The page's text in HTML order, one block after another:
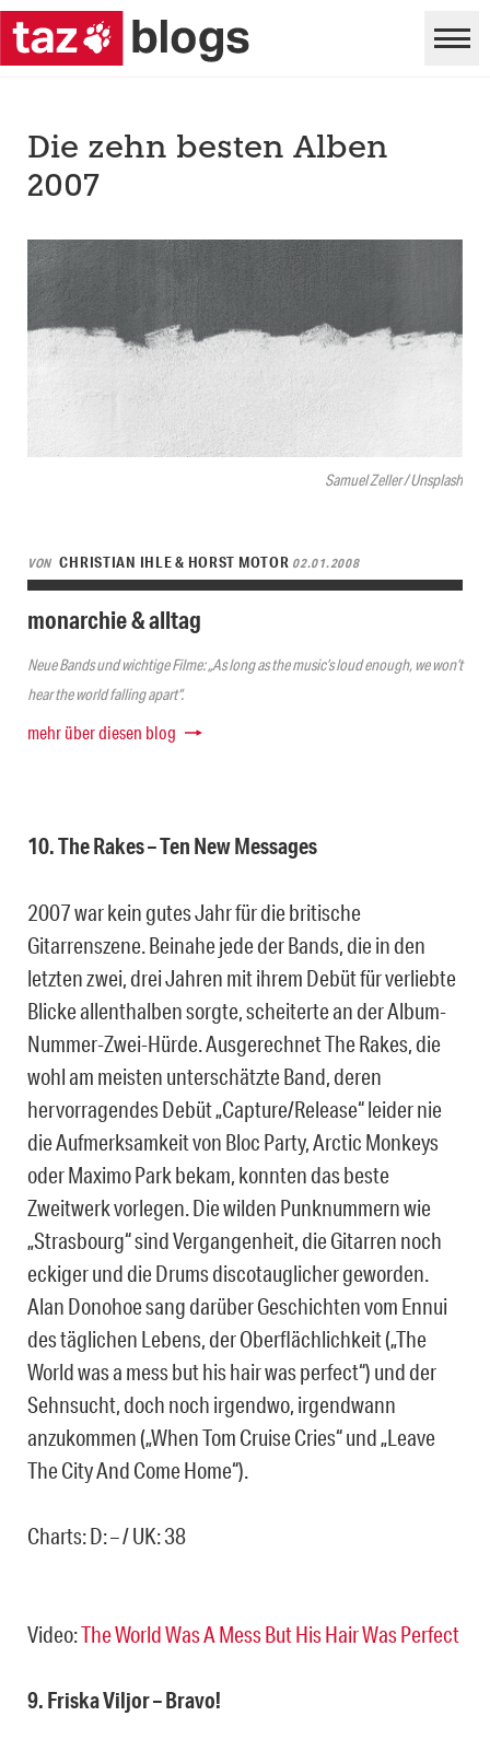
Samuel Zeller / Unsplash
Die zehn besten Alben
2007
VON CHRISTIAN IHLE & HORST MOTOR 02.01.2008
monarchie & alltag
Neue Bands und wichtige Filme: „As long as the music’s loud enough, we won’t
hear the world falling apart“.
mehr über diesen blog
10. The Rakes – Ten New Messages
2007 war kein gutes Jahr für die britische
Gitarrenszene. Beinahe jede der Bands, die in den
letzten zwei, drei Jahren mit ihrem Debüt für verliebte
Blicke allenthalben sorgte, scheiterte an der Album-
Nummer-Zwei-Hürde. Ausgerechnet The Rakes, die
wohl am meisten unterschätzte Band, deren
hervorragendes Debüt „Capture/Release“ leider nie
die Aufmerksamkeit von Bloc Party, Arctic Monkeys
oder Maximo Park bekam, konnten das beste
Zweitwerk vorlegen. Die wilden Punknummern wie
„Strasbourg“ sind Vergangenheit, die Gitarren noch
eckiger und die Drums discotauglicher geworden.
Alan Donohoe sang darüber Geschichten vom Ennui
des täglichen Lebens, der Oberflächlichkeit („The
World was a mess but his hair was perfect“) und der
Sehnsucht, doch noch irgendwo, irgendwann
anzukommen („When Tom Cruise Cries“ und „Leave
The City And Come Home“).
Charts: D: – / UK: 38
Video:The World Was A Mess But His Hair Was Perfect
9. Friska Viljor – Bravo!